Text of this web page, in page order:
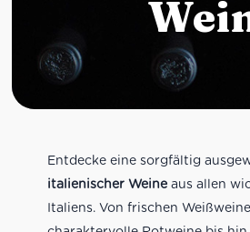
Entdecke eine sorgfältig
italienischer Weineaus allen
Italiens. Von frischen